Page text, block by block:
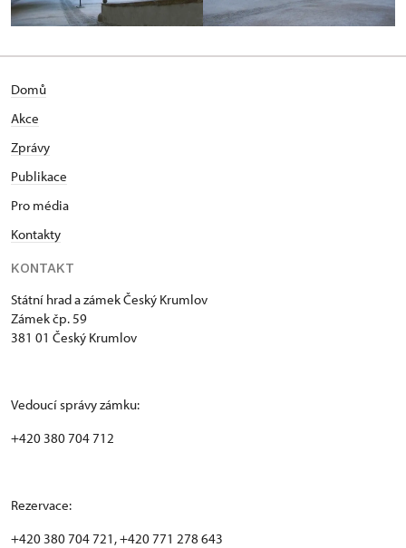
Domů
Akce
Zprávy
Publikace
Pro média
Kontakty
KONTAKT
Státní hrad a zámek Český Krumlov
Zámek čp. 59
381 01 Český Krumlov
Vedoucí správy zámku:
+420 380 704 712
Rezervace:
+420 380 704 721, +420 771 278 643